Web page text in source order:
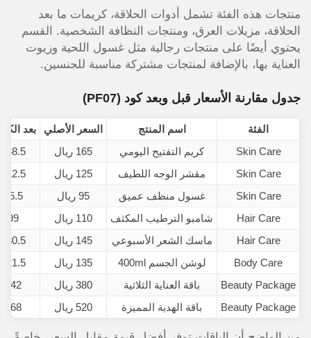
منتجات هذه الفئة تشمل أدوات الحلاقة، كريمات ما بعد
الحلاقة، مزيلات العرق، ومنتجات النظافة الشخصية. القسم
يحتوي أيضًا على منتجات رجالية مثل غسول اللحية وزيوت
العناية بها، بالإضافة لمنتجات مشتركة مناسبة للجنسين.
جدول مقارنة الأسعار قبل وبعد كود (PF07)
الفئة اسم المنتج السعر الأصلي
بعد الكود
Skin Care
كريم التفتيح اليومي 165 ريال
148.5 ريال
Skin Care
مقشر الوجه اللطيف 125 ريال
112.5 ريال
Skin Care
غسول منظف عميق 95 ريال
85.5 ريال
Hair Care
شامبو الترطيب المكثف 110 ريال
99 ريال
Hair Care
ماسك الشعر الأسبوعي 145 ريال
130.5 ريال
Body Care
لوشن الجسم 400ml 135 ريال
121.5 ريال
Beauty Package
باقة العناية الثلاثية 380 ريال
342 ريال
Beauty Package
باقة الهدية المميزة 520 ريال 468 ريال